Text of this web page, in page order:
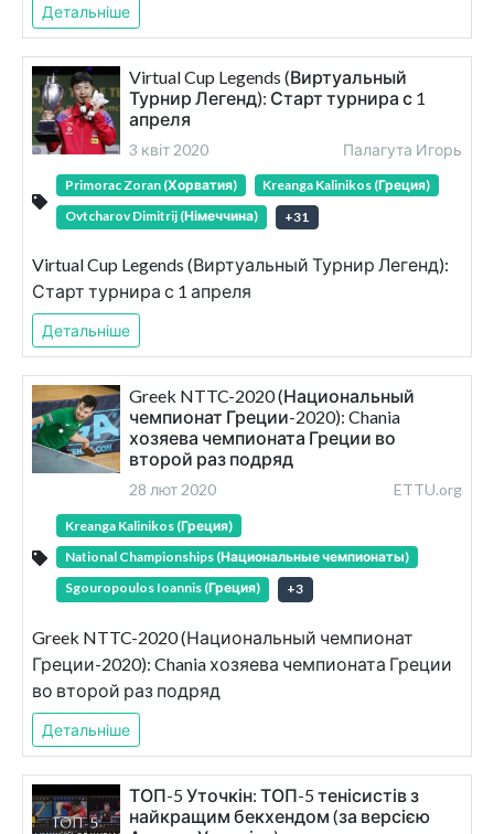
Детальніше
Virtual Cup Legends (Виртуальный
Турнир Легенд): Старт турнира с 1
апреля
3 квіт 2020 Палагута Игорь
Primorac Zoran (Хорватия)
Kreanga Kalinikos (Греция)
Ovtcharov Dimitrij (Німеччина)
+31
Virtual Cup Legends (Виртуальный Турнир Легенд):
Старт турнира с 1 апреля
Детальніше
Greek NTTC-2020 (Национальный
чемпионат Греции-2020): Chania
хозяева чемпионата Греции во
второй раз подряд
28 лют 2020 ETTU.org
Kreanga Kalinikos (Греция)
National Championships (Национальные чемпионаты)
Sgouropoulos Ioannis (Греция)
+3
Greek NTTC-2020 (Национальный чемпионат
Греции-2020): Chania хозяева чемпионата Греции
во второй раз подряд
Детальніше
ТОП-5 Уточкін: ТОП-5 тенісистів з
найкращим бекхендом (за версією